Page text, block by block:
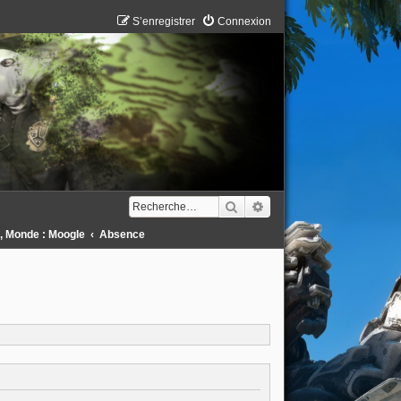
Connexion
S’enregistrer
Rechercher
Monde : Moogle Absence